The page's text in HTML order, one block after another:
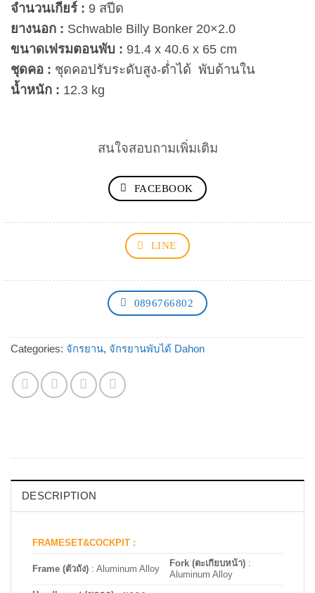
จำนวนเกียร์ : 9 สปีด
ยางนอก : Schwable Billy Bonker 20×2.0
ขนาดเฟรมตอนพับ : 91.4 x 40.6 x 65 cm
ชุดคอ : ชุดคอปรับระดับสูง-ต่ำได้ พับด้านใน
น้ำหนัก : 12.3 kg
สนใจสอบถามเพิ่มเติม
FACEBOOK
LINE
0896766802
Categories: จักรยาน, จักรยานพับได้ Dahon
DESCRIPTION
FRAMESET&COCKPIT :
Frame (ตัวถัง) : Aluminum Alloy
Fork (ตะเกียบหน้า) :
Aluminum Alloy